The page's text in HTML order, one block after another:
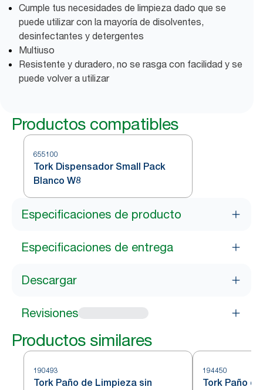
Cumple tus necesidades de limpieza dado que se
puede utilizar con la mayoría de disolventes,
desinfectantes y detergentes
Multiuso
Resistente y duradero, no se rasga con facilidad y se
puede volver a utilizar
Productos compatibles
655100
Tork Dispensador Small Pack
Blanco W8
Especificaciones de producto
Especificaciones de entrega
Descargar
Revisiones
Productos similares
190493
Tork Paño de Limpieza sin
194450
Tork Paño